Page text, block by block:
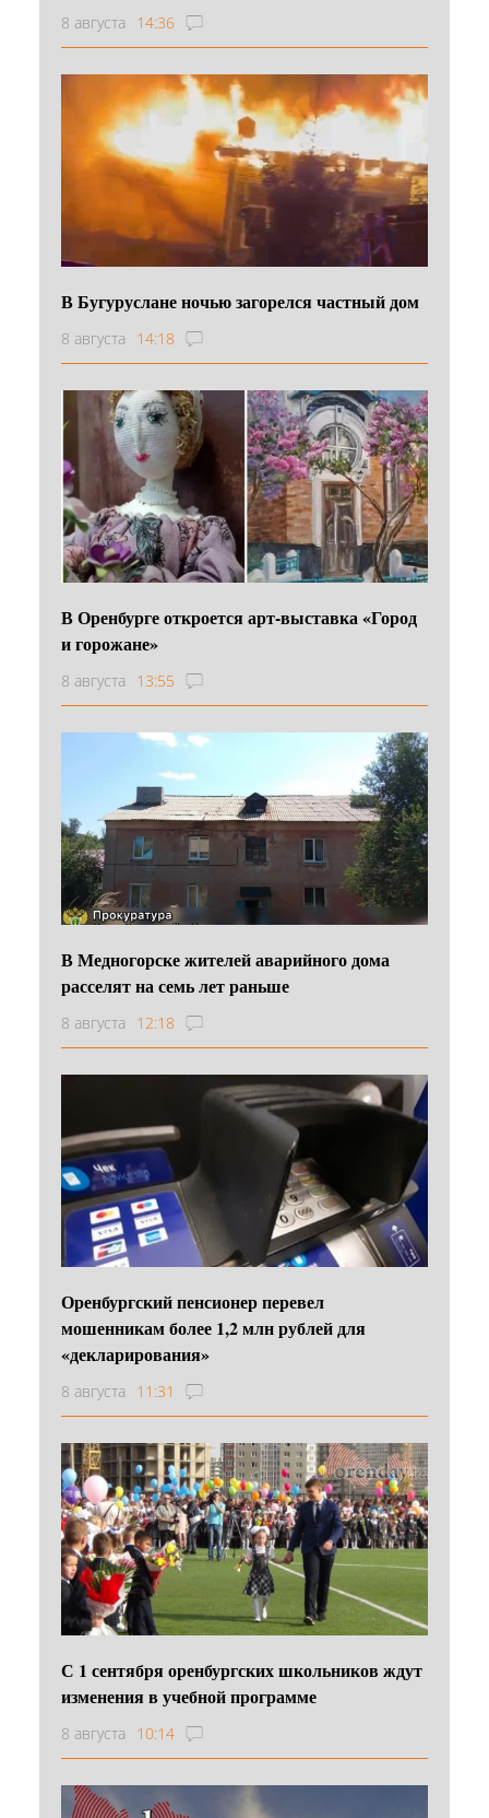
8 августа 14:36
В Бугуруслане ночью загорелся частный дом
8 августа 14:18
В Оренбурге откроется арт-выставка «Город
и горожане»
8 августа 13:55
В Медногорске жителей аварийного дома
расселят на семь лет раньше
8 августа 12:18
Оренбургский пенсионер перевел
мошенникам более 1,2 млн рублей для
«декларирования»
8 августа 11:31
С 1 сентября оренбургских школьников ждут
изменения в учебной программе
8 августа 10:14